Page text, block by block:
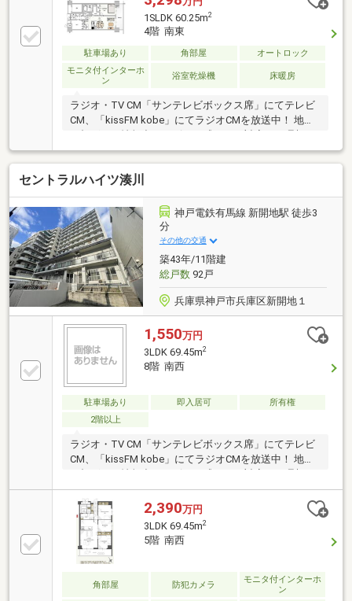
1SLDK 60.25m2
4階 南東
駐車場あり 角部屋
オートロック
モニタ付インターホ
ン
浴室乾燥機 床暖房
ラジオ・TV CM「サンテレビボックス席」にてテレビ
CM、「kissFM kobe」にてラジオCMを放送中！ 地域
住まい探しをサポート致します♪
セントラルハイツ湊川
神戸電鉄有馬線 新開地駅 徒歩3
分
その他の交通
築43年/11階建
総戸数92戸
兵庫県神戸市兵庫区新開地１
1,550万円
3LDK 69.45m2
8階 南西
駐車場あり 即入居可
所有権
2階以上
ラジオ・TV CM「サンテレビボックス席」にてテレビ
CM、「kissFM kobe」にてラジオCMを放送中！ 地域
住まい探しをサポート致します♪
2,390万円
3LDK 69.45m2
5階 南西
角部屋 防犯カメラ
モニタ付インターホ
ン